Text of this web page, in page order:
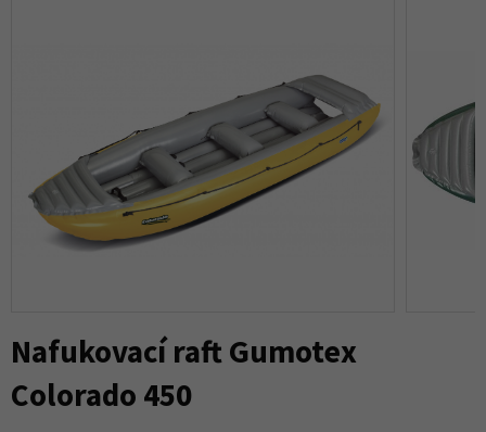
Nafukovací raft Gumotex
Colorado 450